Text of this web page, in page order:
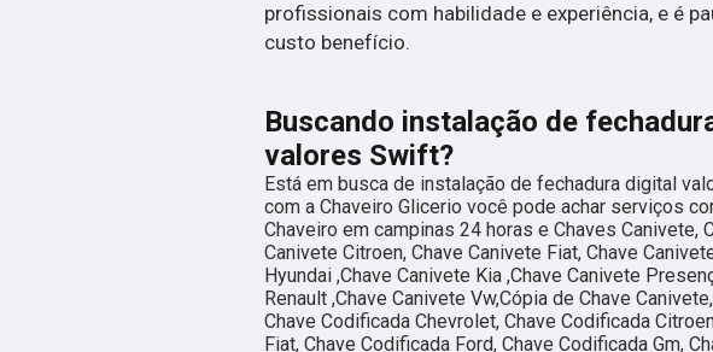
profissionais com habilidade e experiência, e é
custo benefício.
Buscando instalação de
valores Swift?
Está em busca de instalação de fechadura digital
com a Chaveiro Glicerio você pode achar serviços
Chaveiro em campinas 24 horas e Chaves Canivete,
Canivete Citroen, Chave Canivete Fiat, Chave
Hyundai ,Chave Canivete Kia ,Chave Canivete
Renault ,Chave Canivete Vw,Cópia de Chave
Chave Codificada Chevrolet, Chave Codificada
Fiat, Chave Codificada Ford, Chave Codificada Gm,